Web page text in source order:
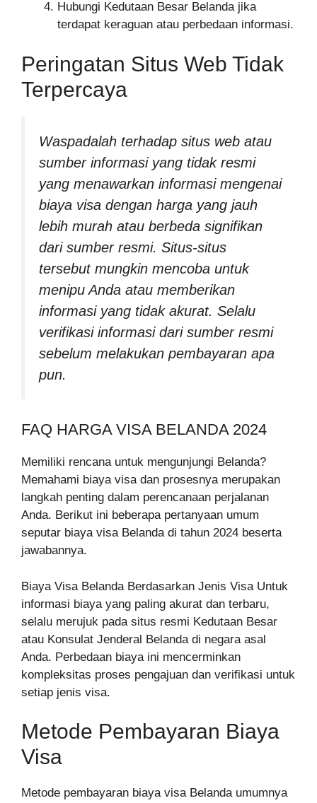
Hubungi Kedutaan Besar Belanda jika
terdapat keraguan atau perbedaan informasi.
Peringatan Situs Web Tidak
Terpercaya
Waspadalah terhadap situs web atau
sumber informasi yang tidak resmi
yang menawarkan informasi mengenai
biaya visa dengan harga yang jauh
lebih murah atau berbeda signifikan
dari sumber resmi. Situs-situs
tersebut mungkin mencoba untuk
menipu Anda atau memberikan
informasi yang tidak akurat. Selalu
verifikasi informasi dari sumber resmi
sebelum melakukan pembayaran apa
pun.
FAQ HARGA VISA BELANDA 2024
Memiliki rencana untuk mengunjungi Belanda?
Memahami biaya visa dan prosesnya merupakan
langkah penting dalam perencanaan perjalanan
Anda. Berikut ini beberapa pertanyaan umum
seputar biaya visa Belanda di tahun 2024 beserta
jawabannya.
Biaya Visa Belanda Berdasarkan Jenis Visa Untuk
informasi biaya yang paling akurat dan terbaru,
selalu merujuk pada situs resmi Kedutaan Besar
atau Konsulat Jenderal Belanda di negara asal
Anda. Perbedaan biaya ini mencerminkan
kompleksitas proses pengajuan dan verifikasi untuk
setiap jenis visa.
Metode Pembayaran Biaya
Visa
Metode pembayaran biaya visa Belanda umumnya